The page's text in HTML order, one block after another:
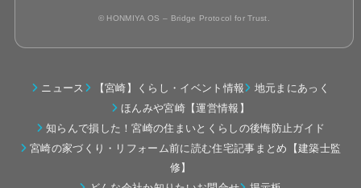
© HONMIYA OS – Bridge Protocol for Trust.
ニュース 【宮崎】くらし・イベント情報
地元まにあっく
ほんみや宮崎【運営情報】
知らんで損した！宮崎の住まいとくらしの後悔防止ガイド
宮崎の家づくり・リフォーム前に読む住宅記事まとめ【建築士監
修】